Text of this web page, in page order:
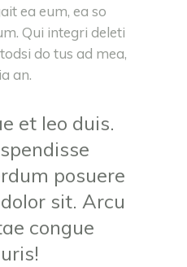
ea eum, ea so
Qui integri deleti
do tus ad mea,
an.
et leo duis.
posuere
sit. Arcu
congue